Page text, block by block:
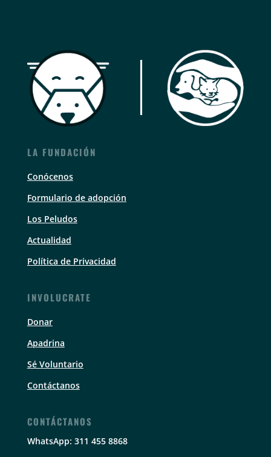
LA FUNDACIÓN
Conócenos
Formulario de adopción
Los Peludos
Actualidad
Política de Privacidad
INVOLUCRATE
Donar
Apadrina
Sé Voluntario
Contáctanos
CONTÁCTANOS
WhatsApp: 311 455 8868